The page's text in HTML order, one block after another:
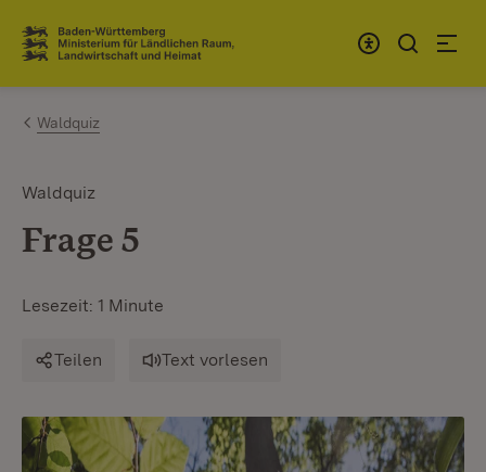
Zum Inhalt springen
Link zur Startseite
Waldquiz
Waldquiz
Frage 5
Lesezeit: 1 Minute
Teilen Text vorlesen